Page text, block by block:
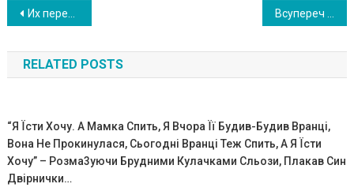
Навигация
по
записям
Их перепутали в роддоме. Как сложилась судьба Иры и Ани спустя 21 год. ФОТО
RELATED POSTS
“Я Їсти Хочу. А Мамка Спить, Я Вчора Її Будив-Будив Вранці,
Вона Не Прокинулася, Сьогодні Вранці Теж Спить, А Я Їсти
Хочу” – Розма3уючи Брудними Кулачками Сльози, Плакав Син
Двірнички…